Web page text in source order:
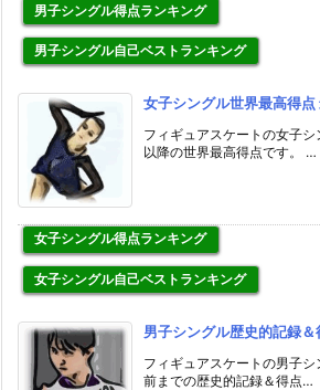
男子シングル得点ランキング
男子シングル自己ベストランキング
女子シングル世界最高得点
フィギュアスケートの女子
以降の世界最高得点です。 …
女子シングル得点ランキング
女子シングル自己ベストランキング
男子シングル歴史的記録
フィギュアスケートの男子
前までの歴史的記録＆得点…